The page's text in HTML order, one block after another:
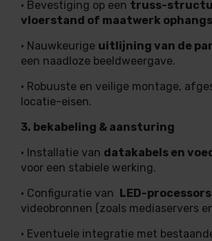
• Bevestiging op een truss-
vloerstand of maatwerk
• Nauwkeurige uitlijning van de
een naadloze beeldweergave.
• Robuuste en veilige montage,
locatie-eisen.
3. bekabeling & aansturing
• Installatie van datakabels en
voor een stabiele werking.
• Configuratie van LED-processors
videobronnen (zoals mediaservers
• Eventuele integratie met